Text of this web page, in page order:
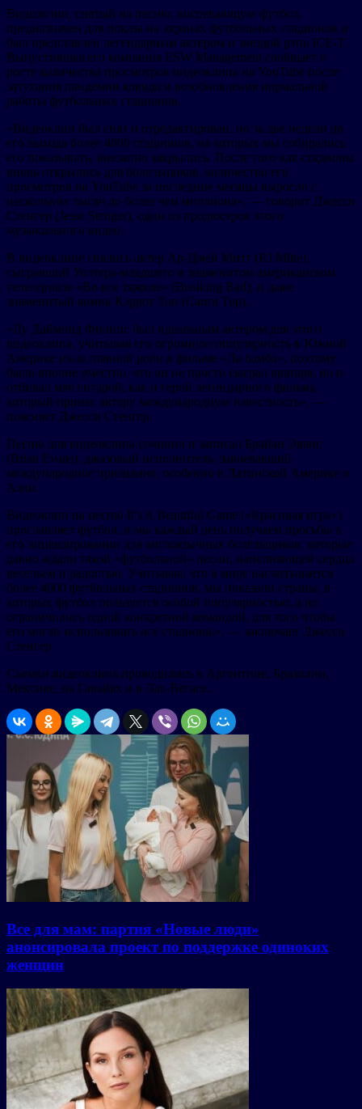
Видеоклип, снятый на песню, воспевающую футбол,
предназначен для показа на экранах футбольных стадионов и
был представлен легендарным актером и звездой рэпа ICE-T.
Выпустившая его компания ESW Management сообщает о
росте количества просмотров видеоклипа на YouTube после
затухания пандемии ковида и возобновления нормальной
работы футбольных стадионов.
«Видеоклип был снят и отредактирован, но за две недели до
его выхода более 4000 стадионов, на которых мы собирались
его показывать, внезапно закрылись. После того как стадионы
вновь открылись для болельщиков, количество его
просмотров на YouTube за последние месяцы выросло с
нескольких тысяч до более чем миллиона», — говорит Джесси
Стенгер (Jesse Stenger), один из продюсеров этого
музыкального видео.
В видеоклипе снялись актер Ар-Джей Митт (RJ Mitte),
сыгравший Уолтера-младшего в знаменитом американском
телесериале «Во все тяжкие» (Breaking Bad), и даже
знаменитый комик Кэррот Топ (Carrot Top).
«Лу Даймонд Филипс был идеальным актером для этого
видеоклипа, учитывая его огромную популярность в Южной
Америке из-за главной роли в фильме «Ла бамба», поэтому
было вполне уместно, что он не просто сыграл вратаря, но и
отбивал мяч гитарой, как и герой легендарного фильма,
который принес актеру международную известность», —
поясняет Джесси Стенгер.
Песню для видеоклипа сочинил и записал Брайан Эванс
(Brian Evans), джазовый исполнитель, завоевавший
международное признание, особенно в Латинской Америке и
Азии.
Видеоклип на песню It’s A Beautiful Game («Красивая игра»)
прославляет футбол, и мы каждый день получаем просьбы о
его лицензировании для англоязычных болельщиков, которые
давно ждали такой «футбольной» песни, наполняющей сердца
весельем и радостью. Учитывая, что в мире насчитывается
более 4000 футбольных стадионов, мы показали страны, в
которых футбол пользуется особой популярностью, а не
ограничились одной конкретной командой, для того чтобы
его могли использовать все стадионы», — заключает Джесси
Стенгер.
Съемки видеоклипа проводились в Аргентине, Бразилии,
Мексике, на Гавайях и в Лас-Вегасе.
Все для мам: партия «Новые люди»
анонсировала проект по поддержке одиноких
женщин